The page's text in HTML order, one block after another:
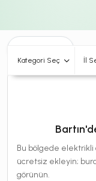
Kategori Seç
Bu bölgede elektrikli
ücretsiz ekleyin;
görünün.